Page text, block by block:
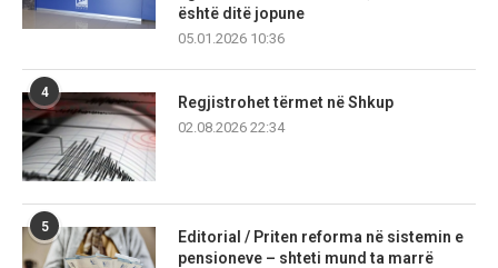
është ditë jopune
05.01.2026 10:36
4
Regjistrohet tërmet në Shkup
02.08.2026 22:34
5
Editorial / Priten reforma në sistemin e
pensioneve – shteti mund ta marrë